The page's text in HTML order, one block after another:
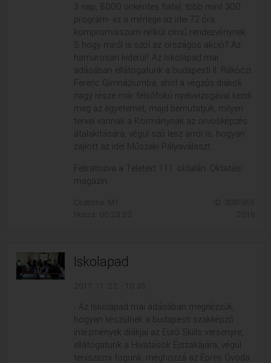
3 nap, 8000 önkéntes fiatal, több mint 300
program- ez a mérlege az idei 72 óra
kompromisszum nélkül című rendezvénynek.
S hogy miről is szól az országos akció? Az
hamarosan kiderül! Az Iskolapad mai
adásában ellátogatunk a budapesti II. Rákóczi
Ferenc Gimnáziumba, ahol a végzős diákok
nagy része már felsőfokú nyelvvizsgával kezdi
meg az egyetemet, majd bemutatjuk, milyen
tervei vannak a Kormánynak az orvosképzés
átalakítására, végül szó lesz arról is, hogyan
zajlott az idei Műszaki Pályaválaszt...
Feliratozva a Teletext 111. oldalán. Oktatási
magazin.
Csatorna: M1
Hossz: 00:23:02
Iskolapad
2017. 11. 22. - 10:35
- Az Iskolapad mai adásában megnézzük,
hogyan készülnek a budapesti szakképző
intézmények diákjai az Euró Skills versenyre,
ellátogatunk a Hivatások Éjszakájára, végül
teniszezni fogunk, méghozzá az Epres Óvoda